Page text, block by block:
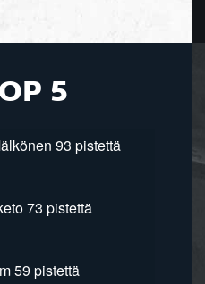
5
93 pistettä
73 pistettä
59 pistettä